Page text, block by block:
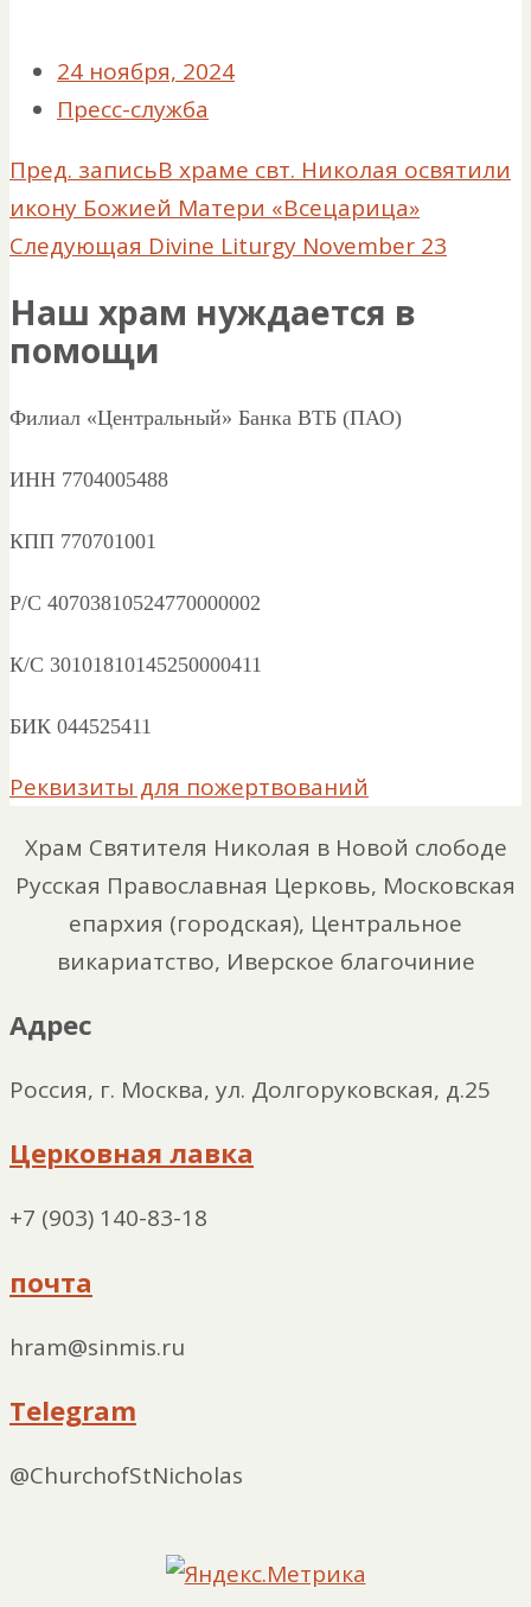
24 ноября, 2024
Пресс-служба
Пред. записьВ храме свт. Николая освятили
икону Божией Матери «Всецарица»
Следующая Divine Liturgy November 23
Наш храм нуждается в
помощи
Филиал «Центральный» Банка ВТБ (ПАО)
ИНН 7704005488
КПП 770701001
Р/С 40703810524770000002
К/С 30101810145250000411
БИК 044525411
Реквизиты для пожертвований
Храм Святителя Николая в Новой слободе
Русская Православная Церковь, Московская
епархия (городская), Центральное
викариатство, Иверское благочиние
Адрес
Россия, г. Москва, ул. Долгоруковская, д.25
Церковная лавка
+7 (903) 140-83-18
почта
hram@sinmis.ru
Telegram
@ChurchofStNicholas